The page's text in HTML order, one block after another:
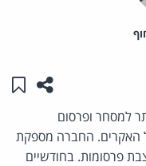
שתפו
למסחר ופרסום
האקרים. החברה מספקת
פרסומות. בחודשיים